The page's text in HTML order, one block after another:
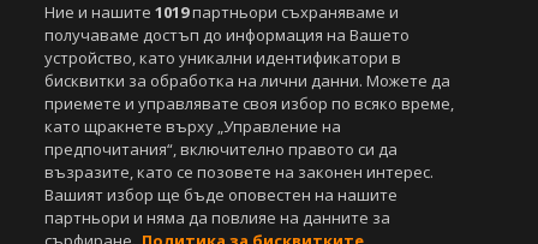
Ние и нашите1019партньори съхраняваме и
получаваме достъп до информация на Вашето
устройство, като уникални идентификатори в
бисквитки за обработка на лични данни. Можете да
приемете и управлявате своя избор по всяко време,
като щракнете върху „Управление на
предпочитания“, включително правото си да
възразите, като се позовете на законен интерес.
Вашият избор ще бъде оповестен на нашите
партньори и няма да повлияе на данните за